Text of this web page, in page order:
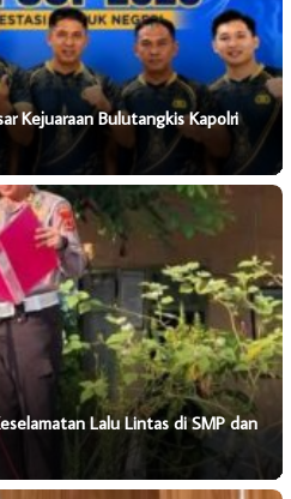
Kejuaraan Bulutangkis Kapolri
Lalu Lintas di SMP dan